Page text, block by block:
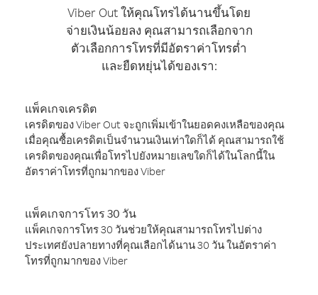
Viber Out ให้คุณโทรได้นานขึ้นโดย
จ่ายเงินน้อยลง คุณสามารถเลือกจาก
ตัวเลือกการโทรที่มีอัตราค่าโทรต่ำ
และยืดหยุ่นได้ของเรา:
แพ็คเกจเครดิต
เครดิตของ Viber Out จะถูกเพิ่มเข้าในยอดคงเหลือของคุณ
เมื่อคุณซื้อเครดิตเป็นจำนวนเงินเท่าใดก็ได้ คุณสามารถใช้
เครดิตของคุณเพื่อโทรไปยังหมายเลขใดก็ได้ในโลกนี้ใน
อัตราค่าโทรที่ถูกมากของ Viber
แพ็คเกจการโทร 30 วัน
แพ็คเกจการโทร 30 วันช่วยให้คุณสามารถโทรไปต่าง
ประเทศยังปลายทางที่คุณเลือกได้นาน 30 วัน ในอัตราค่า
โทรที่ถูกมากของ Viber